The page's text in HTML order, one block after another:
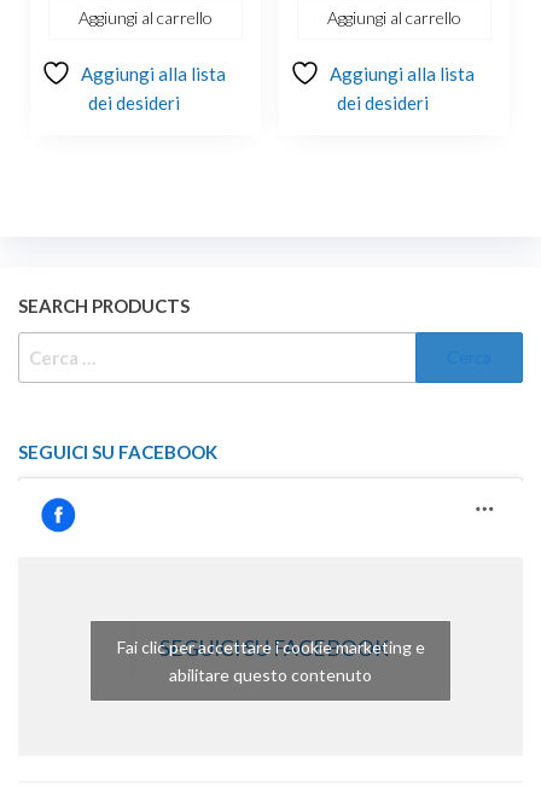
€149.00.
Aggiungi al carrello
Aggiungi alla lista
dei desideri
Aggiungi al carrello
Aggiungi alla lista
dei desideri
SEARCH PRODUCTS
SEGUICI SU FACEBOOK
SEGUICI SU FACEBOOK
Fai clic per accettare i cookie marketing e
abilitare questo contenuto